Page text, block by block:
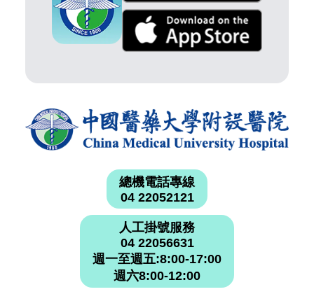
總機電話專線
04 22052121
人工掛號服務
04 22056631
週一至週五:8:00-17:00
週六8:00-12:00